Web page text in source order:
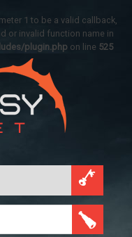
1 to be a valid callback,
or invalid function name in
plugin.php on line 525